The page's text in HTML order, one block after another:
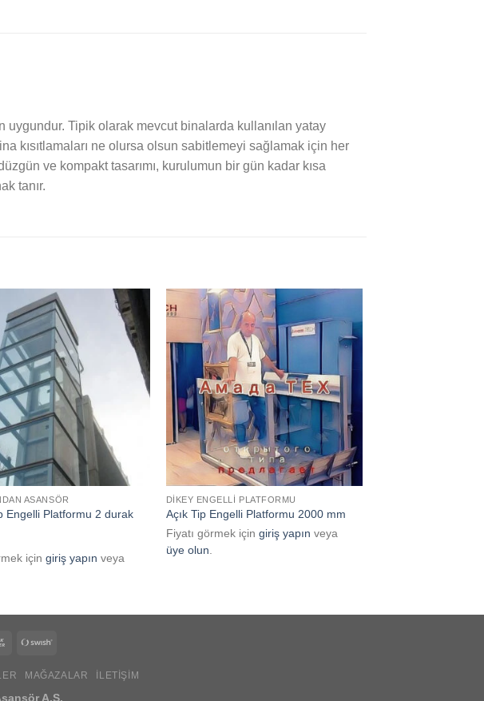
Tipik olarak mevcut binalarda kullanılan yatay
kısıtlamaları ne olursa olsun sabitlemeyi sağlamak için her
ve kompakt tasarımı, kurulumun bir gün kadar kısa
tanır.
ASANSÖR
Engelli Platformu 2 durak
içingiriş yapın veya
wishlist
DIKEY ENGELLI PLATFORMU
Açık Tip Engelli Platformu 2000 mm
Fiyatı görmek için giriş yapın veya
üye olun
Bank
MAĞAZALAR İLETIŞIM
A.Ş.